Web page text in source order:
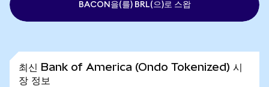
BACON을(를) BRL(으)로 스왑
최신 Bank of America (Ondo Tokenized) 시
장 정보